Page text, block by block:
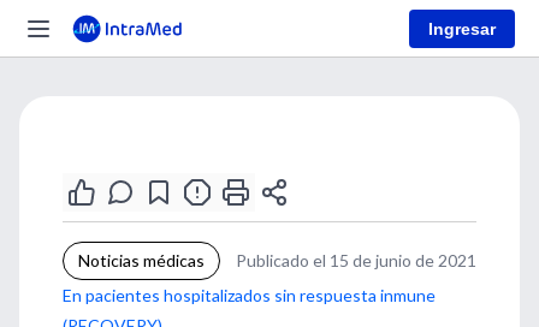
Ingresar
Noticias médicas
Publicado el 15 de junio de 2021
En pacientes hospitalizados sin respuesta inmune